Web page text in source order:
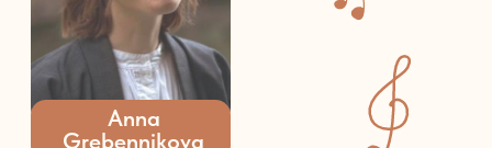
Wie lang dauert ein
Konzert?
Kann ein zweijähriges
Baby aufrecht sitzen?